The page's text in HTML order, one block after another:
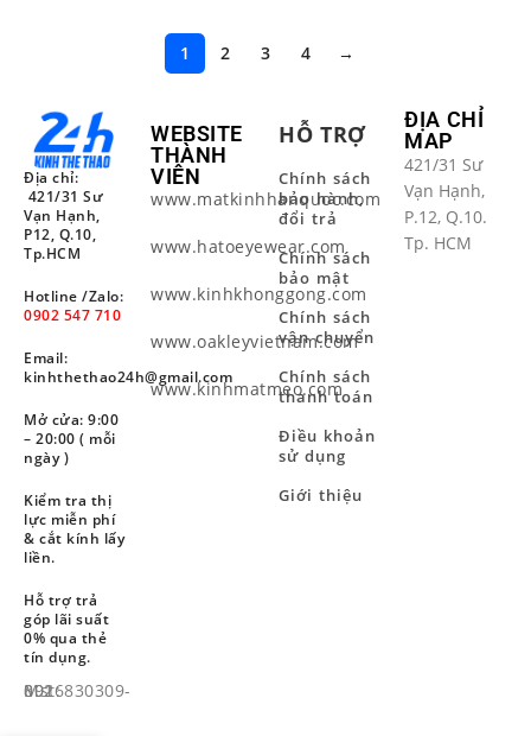
1 2 3 4 →
Địa chỉ:
421/31 Sư
Vạn Hạnh,
P12, Q.10,
Tp.HCM
Hotline /Zalo:
0902 547 710
Email:
kinhthethao24h@gmail.com
Mở cửa: 9:00
– 20:00 ( mỗi
ngày )
Kiểm tra thị
lực miễn phí
& cắt kính lấy
liền.
Hỗ trợ trả
góp lãi suất
0% qua thẻ
tín dụng.
Mst: 8926830309-001
WEBSITE
THÀNH
VIÊN
www.matkinhhanquoc.com
www.hatoeyewear.com
www.kinhkhonggong.com
www.oakleyvietnam.com
www.kinhmatmeo.com
HỖ TRỢ
Chính sách
bảo hành,
đổi trả
Chính sách
bảo mật
Chính sách
vận chuyển
Chính sách
thanh toán
Điều khoản
sử dụng
Giới thiệu
ĐỊA CHỈ
MAP
421/31 Sư
Vạn Hạnh,
P.12, Q.10.
Tp. HCM